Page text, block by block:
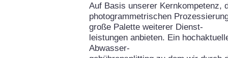
Auf Basis unserer Kernkompetenz,
photogrammetrischen
große Palette weiterer Dienst-
leistungen anbieten. Ein
Abwasser-